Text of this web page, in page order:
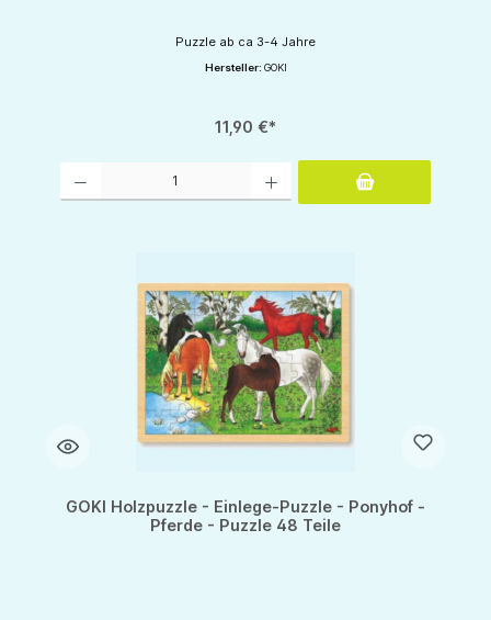
Puzzle ab ca 3-4 Jahre
Hersteller: GOKI
11,90 €*
GOKI Holzpuzzle - Einlege-Puzzle - Ponyhof -
Pferde - Puzzle 48 Teile